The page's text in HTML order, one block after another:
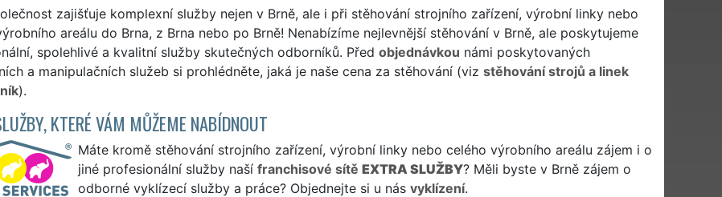
zajišťuje komplexní služby nejen v Brně, ale i při stěhování strojního zařízení, výrobní linky nebo
areálu do Brna, z Brna nebo po Brně! Nenabízíme nejlevnější stěhování v Brně, ale poskytujeme
spolehlivé a kvalitní služby skutečných odborníků. Před objednávkou námi poskytovaných
a manipulačních služeb si prohlédněte, jaká je naše cena za stěhování (viz stěhování strojů a linek
).
KTERÉ VÁM MŮŽEME NABÍDNOUT
Máte kromě stěhování strojního zařízení, výrobní linky nebo celého výrobního areálu zájem i o
jiné profesionální služby naší franchisové sítě EXTRA SLUŽBY? Měli byste v Brně zájem o
odborné vyklízecí služby a práce? Objednejte si u nás vyklízení.